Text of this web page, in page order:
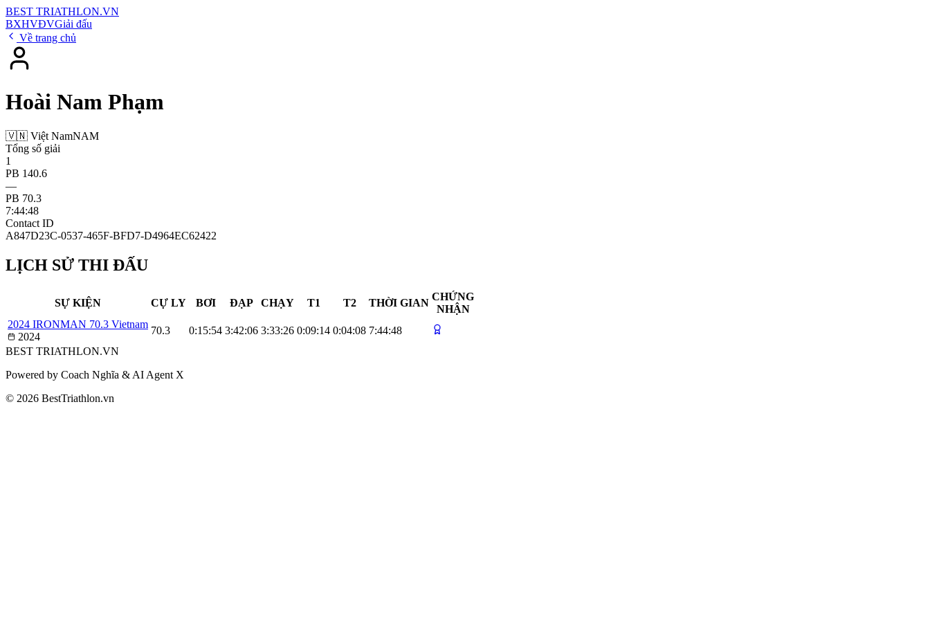
BEST TRIATHLON.VN
BXHVĐVGiải đấu
Về trang chủ
Hoài Nam Phạm
🇻🇳 Việt NamNAM
Tổng số giải
1
PB 140.6
—
PB 70.3
7:44:48
Contact ID
A847D23C-0537-465F-BFD7-D4964EC62422
LỊCH SỬ THI ĐẤU
SỰ KIỆN CỰ LY BƠI ĐẠP CHẠY T1 T2 THỜI GIAN
CHỨNG
NHẬN
2024 IRONMAN 70.3 Vietnam
2024
70.3 0:15:54 3:42:06 3:33:26 0:09:14 0:04:08 7:44:48
BEST TRIATHLON.VN
Powered by Coach Nghĩa & AI Agent X
© 2026 BestTriathlon.vn